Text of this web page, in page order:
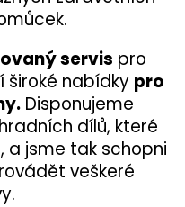
servis pro
široké nabídky pro
Disponujeme
dílů, které
a jsme tak schopni
veškeré